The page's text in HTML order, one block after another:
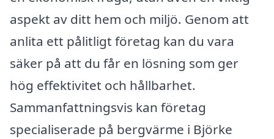
aspekt av ditt hem och miljö. Genom att
anlita ett pålitligt företag kan du vara
säker på att du får en lösning som ger
hög effektivitet och hållbarhet.
Sammanfattningsvis kan företag
specialiserade på bergvärme i Björke